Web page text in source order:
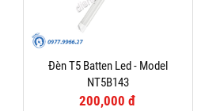
Đèn T5 Batten Led - Model
NT5B143
200,000 đ